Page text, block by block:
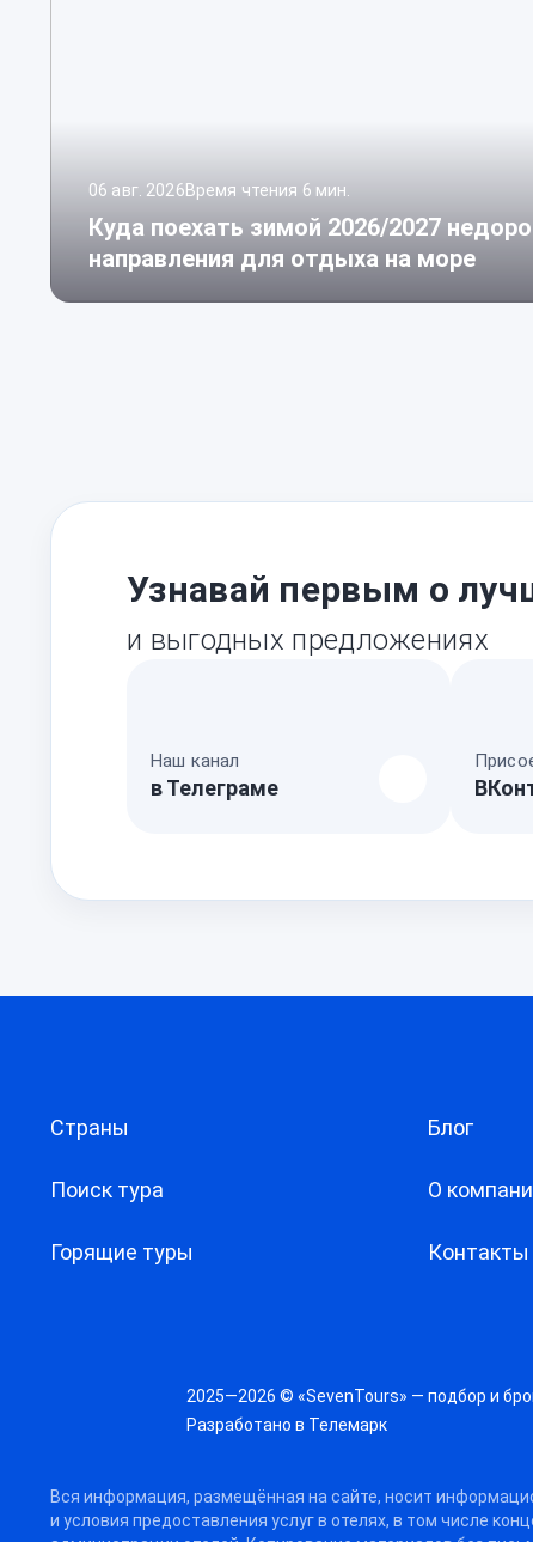
06 авг. 2026Время чтения 6 мин.
Куда поехать зимой 2026/2027
направления для отдыха на море
Узнавай первым о
и выгодных предложениях
Наш канал
в Телеграме
Страны
Поиск тура
Горящие туры
Блог
О
Контакты
2025—2026 © «SevenTours» — подбор и
Разработано в Телемарк
Вся информация, размещённая на сайте, носит
и условия предоставления услуг в отелях, в том числе